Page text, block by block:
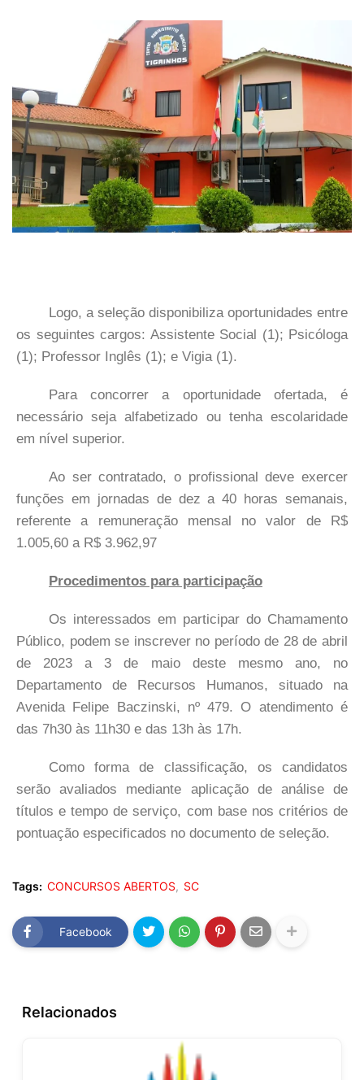
Logo, a seleção disponibiliza oportunidades entre
os seguintes cargos: Assistente Social (1); Psicóloga
(1); Professor Inglês (1); e Vigia (1).
Para concorrer a oportunidade ofertada, é
necessário seja alfabetizado ou tenha escolaridade
em nível superior.
Ao ser contratado, o profissional deve exercer
funções em jornadas de dez a 40 horas semanais,
referente a remuneração mensal no valor de R$
1.005,60 a R$ 3.962,97
Procedimentos para participação
Os interessados em participar do Chamamento
Público, podem se inscrever no período de 28 de abril
de 2023 a 3 de maio deste mesmo ano, no
Departamento de Recursos Humanos, situado na
Avenida Felipe Baczinski, nº 479. O atendimento é
das 7h30 às 11h30 e das 13h às 17h.
Como forma de classificação, os candidatos
serão avaliados mediante aplicação de análise de
títulos e tempo de serviço, com base nos critérios de
pontuação especificados no documento de seleção.
Tags: CONCURSOS ABERTOS SC
Facebook
Relacionados